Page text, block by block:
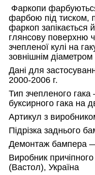
Фаркопи
фарбою під тиском,
фаркоп запікається
глянсову поверхню
зчепленої кулі на
зовнішнім
Дані для
2000-2006 г.
Тип зчепленого
буксирного гака на
Артикул з
Підрізка заднього
Демонтаж бампера
Виробник
(Вастол), Україна